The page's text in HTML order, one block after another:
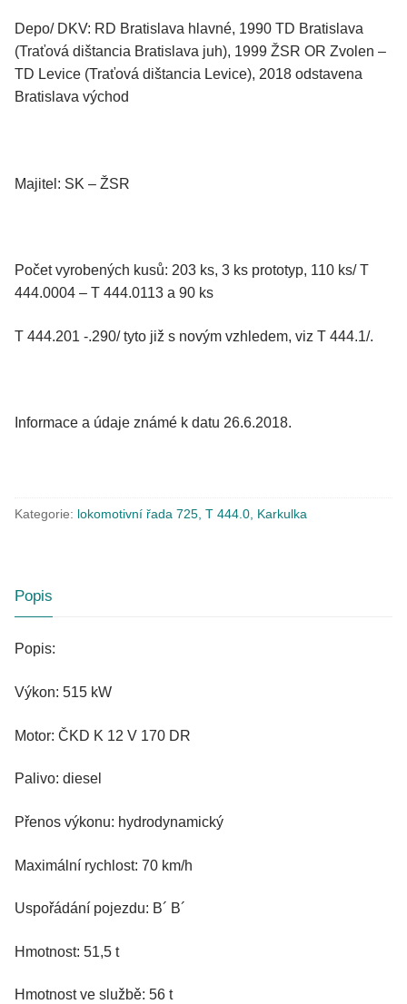
Depo/ DKV: RD Bratislava hlavné, 1990 TD Bratislava
(Traťová dištancia Bratislava juh), 1999 ŽSR OR Zvolen –
TD Levice (Traťová dištancia Levice), 2018 odstavena
Bratislava východ
Majitel: SK – ŽSR
Počet vyrobených kusů: 203 ks, 3 ks prototyp, 110 ks/ T
444.0004 – T 444.0113 a 90 ks
T 444.201 -.290/ tyto již s novým vzhledem, viz T 444.1/.
Informace a údaje známé k datu 26.6.2018.
Kategorie: lokomotivní řada 725, T 444.0, Karkulka
Popis
Popis:
Výkon: 515 kW
Motor: ČKD K 12 V 170 DR
Palivo: diesel
Přenos výkonu: hydrodynamický
Maximální rychlost: 70 km/h
Uspořádání pojezdu: B´ B´
Hmotnost: 51,5 t
Hmotnost ve službě: 56 t